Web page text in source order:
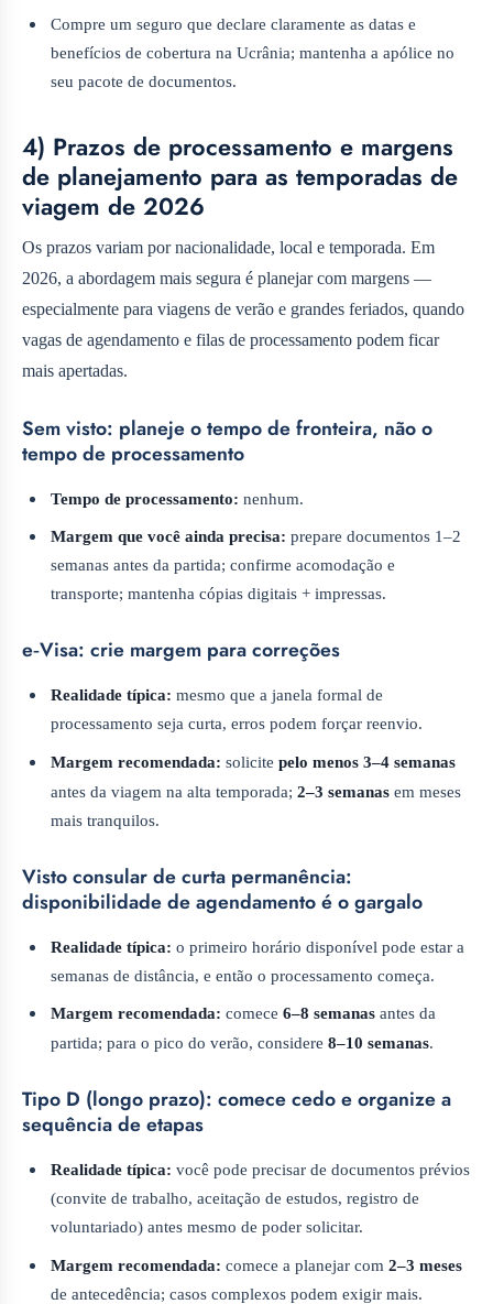
Compre um seguro que declare claramente as datas e
benefícios de cobertura na Ucrânia; mantenha a apólice no
seu pacote de documentos.
4) Prazos de processamento e margens
de planejamento para as temporadas de
viagem de 2026
Os prazos variam por nacionalidade, local e temporada. Em
2026, a abordagem mais segura é planejar com margens —
especialmente para viagens de verão e grandes feriados, quando
vagas de agendamento e filas de processamento podem ficar
mais apertadas.
Sem visto: planeje o tempo de fronteira, não o
tempo de processamento
Tempo de processamento: nenhum.
Margem que você ainda precisa: prepare documentos 1–2
semanas antes da partida; confirme acomodação e
transporte; mantenha cópias digitais + impressas.
e‑Visa: crie margem para correções
Realidade típica: mesmo que a janela formal de
processamento seja curta, erros podem forçar reenvio.
Margem recomendada: solicitepelo menos 3–4 semanas
antes da viagem na alta temporada;2–3 semanas em meses
mais tranquilos.
Visto consular de curta permanência:
disponibilidade de agendamento é o gargalo
Realidade típica: o primeiro horário disponível pode estar a
semanas de distância, e então o processamento começa.
Margem recomendada: comece6–8 semanas antes da
partida; para o pico do verão, considere8–10 semanas.
Tipo D (longo prazo): comece cedo e organize a
sequência de etapas
Realidade típica: você pode precisar de documentos prévios
(convite de trabalho, aceitação de estudos, registro de
voluntariado) antes mesmo de poder solicitar.
Margem recomendada: comece a planejar com2–3 meses
de antecedência; casos complexos podem exigir mais.